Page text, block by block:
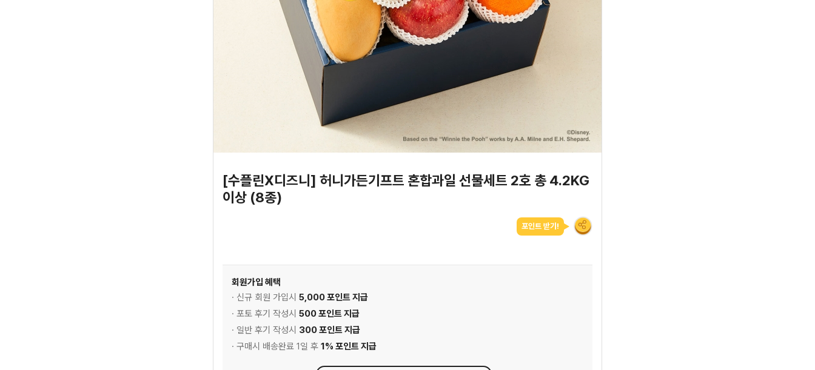
[수플린X디즈니] 허니가든기프트 혼합과일 선물세트 2호 총 4.2KG
이상 (8종)
포인트 받기!
회원가입 혜택
· 신규 회원 가입시 5,000 포인트 지급
· 포토 후기 작성시 500 포인트 지급
· 일반 후기 작성시 300 포인트 지급
· 구매시 배송완료 1일 후 1% 포인트 지급